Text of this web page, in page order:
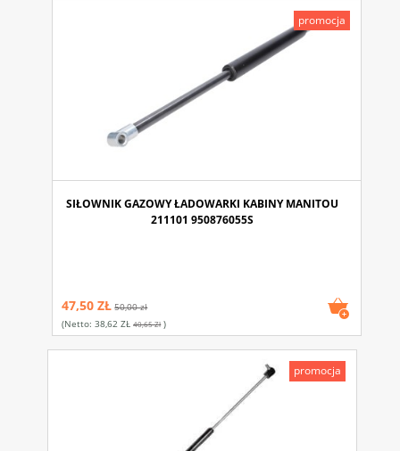
SIŁOWNIK GAZOWY ŁADOWARKI KABINY MANITOU
211101 950876055S
47,50 ZŁ 50,00 zł
(netto:38,62 ZŁ 40,65 Zł)
promocja
promocja